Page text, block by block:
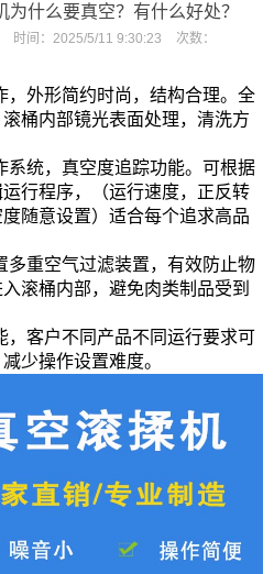
什么要真空？有什么好处？
时间： 2025/5/11 9:30:23 次数：
，外形简约时尚，结构合理。全
桶内部镜光表面处理，清洗方
系统，真空度追踪功能。可根据
行程序，（运行速度，正反转
随意设置）适合每个追求高品
多重空气过滤装置，有效防止物
滚桶内部，避免肉类制品受到
，客户不同产品不同运行要求可
少操作设置难度。